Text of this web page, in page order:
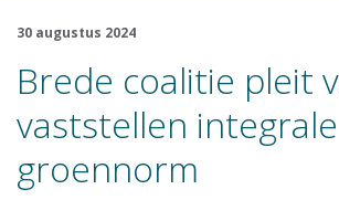
30 augustus 2024
Brede coalitie pleit
vaststellen integrale
groennorm